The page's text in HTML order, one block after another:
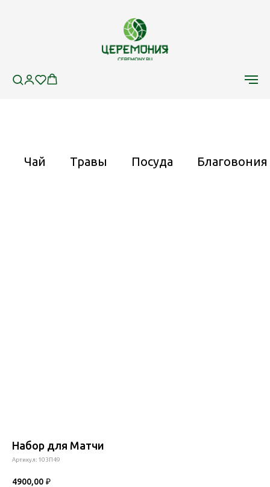
Чай Травы Посуда Благовония
Набор для Матчи
Артикул: 103П49
4900,00 ₽